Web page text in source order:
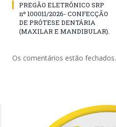
PREGÃO ELETRÔNICO SRP
nº 100011/2026- CONFECÇÃO
DE PRÓTESE DENTÁRIA
(MAXILAR E MANDIBULAR).
Os comentários estão fechados.